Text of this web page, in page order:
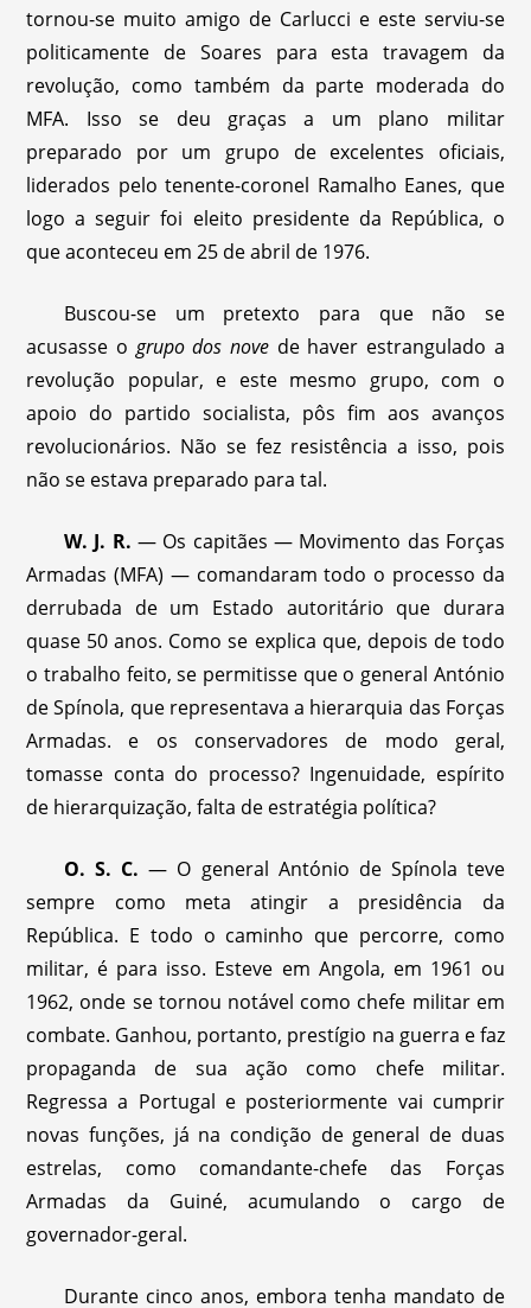
tornou-se muito amigo de Carlucci e este serviu-se
politicamente de Soares para esta travagem da
revolução, como também da parte moderada do
MFA. Isso se deu graças a um plano militar
preparado por um grupo de excelentes oficiais,
liderados pelo tenente-coronel Ramalho Eanes, que
logo a seguir foi eleito presidente da República, o
que aconteceu em 25 de abril de 1976.
Buscou-se um pretexto para que não se
acusasse o grupo dos nove de haver estrangulado a
revolução popular, e este mesmo grupo, com o
apoio do partido socialista, pôs fim aos avanços
revolucionários. Não se fez resistência a isso, pois
não se estava preparado para tal.
W. J. R. — Os capitães — Movimento das Forças
Armadas (MFA) — comandaram todo o processo da
derrubada de um Estado autoritário que durara
quase 50 anos. Como se explica que, depois de todo
o trabalho feito, se permitisse que o general António
de Spínola, que representava a hierarquia das Forças
Armadas. e os conservadores de modo geral,
tomasse conta do processo? Ingenuidade, espírito
de hierarquização, falta de estratégia política?
O. S. C. — O general António de Spínola teve
sempre como meta atingir a presidência da
República. E todo o caminho que percorre, como
militar, é para isso. Esteve em Angola, em 1961 ou
1962, onde se tornou notável como chefe militar em
combate. Ganhou, portanto, prestígio na guerra e faz
propaganda de sua ação como chefe militar.
Regressa a Portugal e posteriormente vai cumprir
novas funções, já na condição de general de duas
estrelas, como comandante-chefe das Forças
Armadas da Guiné, acumulando o cargo de
governador-geral.
Durante cinco anos, embora tenha mandato de